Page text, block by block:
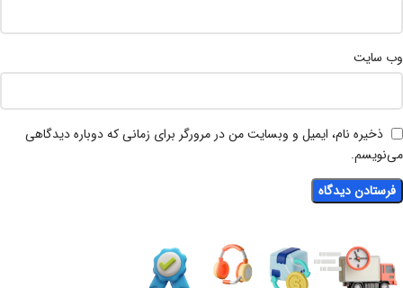
وب‌ سایت
ذخیره نام، ایمیل و وبسایت من در مرورگر برای زمانی که دوباره دیدگاهی
می‌نویسم.